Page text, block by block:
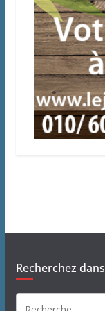
Recherchez